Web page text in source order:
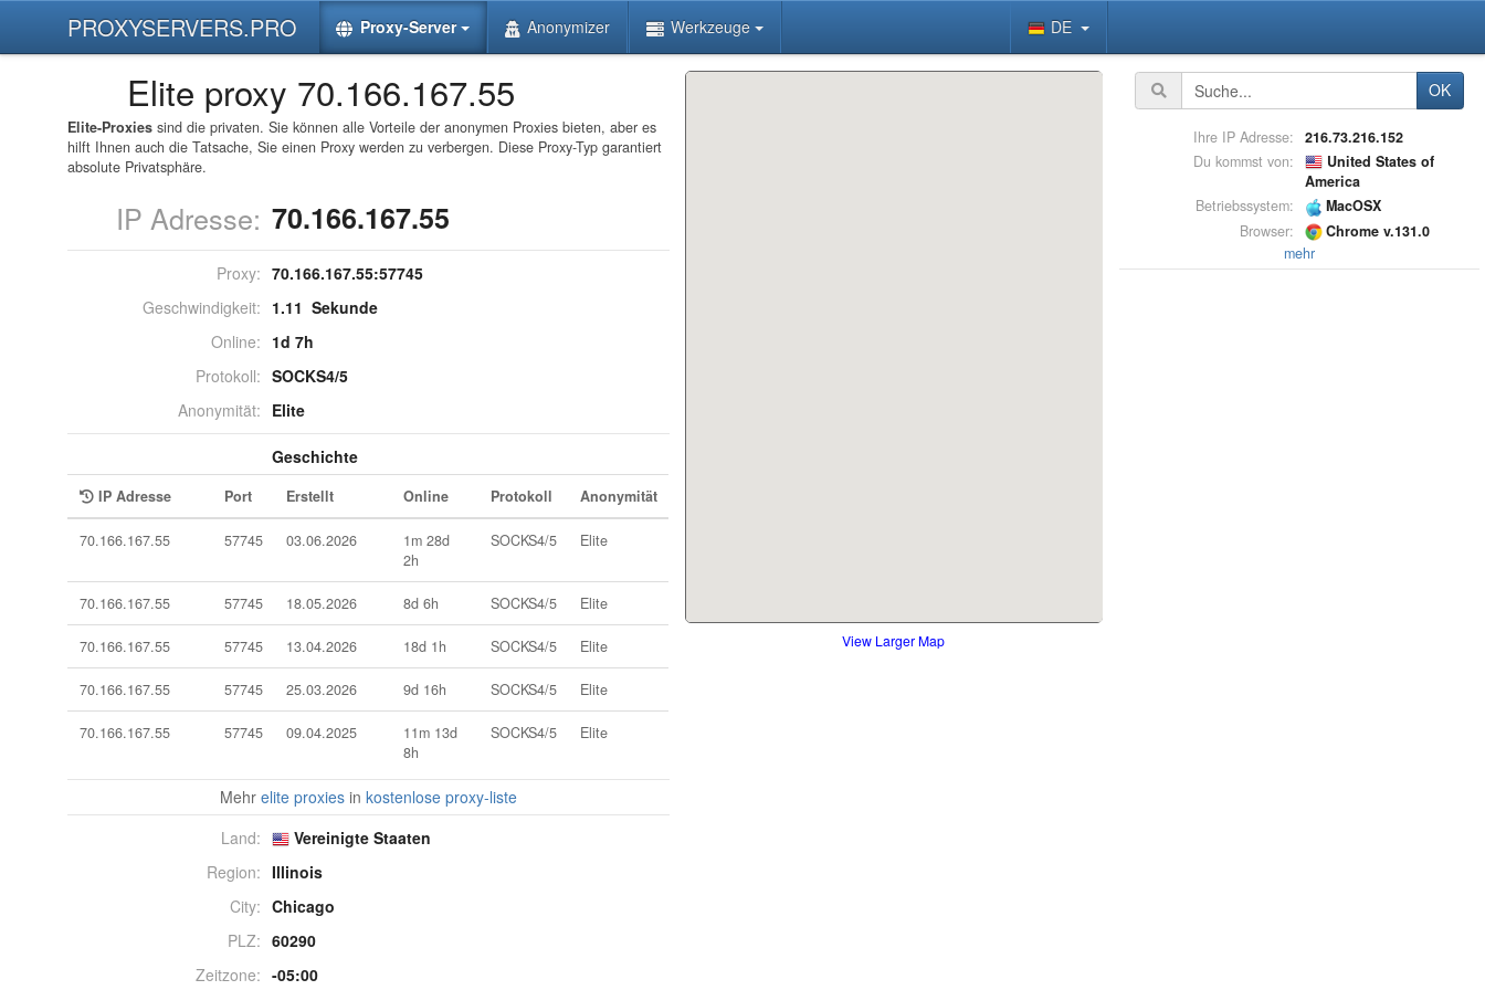
PROXYSERVERS.PRO Proxy-Server Anonymizer Werkzeuge DE
Elite proxy 70.166.167.55
Elite-Proxies sind die privaten. Sie können alle Vorteile der anonymen Proxies bieten, aber es
hilft Ihnen auch die Tatsache, Sie einen Proxy werden zu verbergen. Diese Proxy-Typ garantiert
absolute Privatsphäre.
IP Adresse: 70.166.167.55
Proxy: 70.166.167.55:57745
Geschwindigkeit: 1.11 Sekunde
Online: 1d 7h
Protokoll: SOCKS4/5
Anonymität: Elite
Geschichte
IP Adresse Port Erstellt Online Protokoll Anonymität
70.166.167.55 57745 03.06.2026
1m 28d
2h
SOCKS4/5 Elite
70.166.167.55 57745 18.05.2026 8d 6h SOCKS4/5 Elite
70.166.167.55 57745 13.04.2026 18d 1h SOCKS4/5 Elite
70.166.167.55 57745 25.03.2026 9d 16h SOCKS4/5 Elite
70.166.167.55 57745 09.04.2025
11m 13d
8h
SOCKS4/5 Elite
Mehr elite proxiesin kostenlose proxy-liste
Land:
Vereinigte Staaten
Region: Illinois
City: Chicago
PLZ: 60290
Zeitzone: -05:00
View Larger Map
OK
Ihre IP Adresse:
216.73.216.152
Du kommst von:
United States of
America
Betriebssystem:
MacOSX
Browser:
Chrome v.131.0
mehr